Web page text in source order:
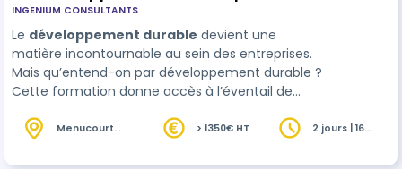
INGENIUM CONSULTANTS
Le développement durable devient une
matière incontournable au sein des entreprises.
Mais qu’entend-on par développement durable ?
Cette formation donne accès à l’éventail de
genèse de la transition écologique, les loi …
Menucourt
> 1350€ HT
2 jours | 16